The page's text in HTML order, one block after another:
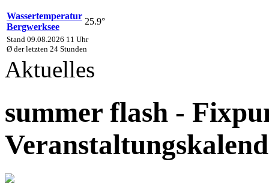
Wassertemperatur
Bergwerksee
25.9°
Stand 09.08.2026 11 Uhr
Ø der letzten 24 Stunden
Aktuelles
summer flash -